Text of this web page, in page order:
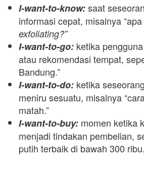
I-want-to-know: saat
informasi cepat, misalnya
exfoliating?”
I-want-to-go: ketika
atau rekomendasi tempat,
Bandung.”
I-want-to-do: ketika
meniru sesuatu, misalnya
matah.”
I-want-to-buy: momen ketika
menjadi tindakan pembelian,
putih terbaik di bawah 300